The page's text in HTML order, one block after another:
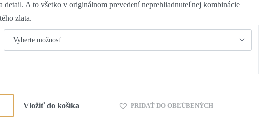
detail. A to všetko v originálnom prevedení neprehliadnuteľnej kombinácie
zlata.
Vložiť do košíka PRIDAŤ DO OBĽÚBENÝCH